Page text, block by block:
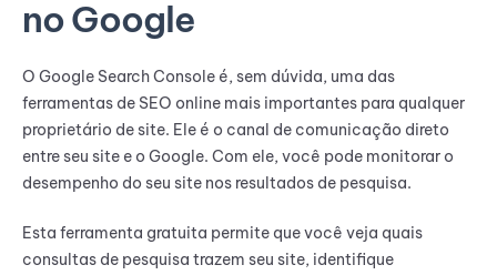
no Google
O Google Search Console é, sem dúvida, uma das
ferramentas de SEO online mais importantes para qualquer
proprietário de site. Ele é o canal de comunicação direto
entre seu site e o Google. Com ele, você pode monitorar o
desempenho do seu site nos resultados de pesquisa.
Esta ferramenta gratuita permite que você veja quais
consultas de pesquisa trazem seu site, identifique